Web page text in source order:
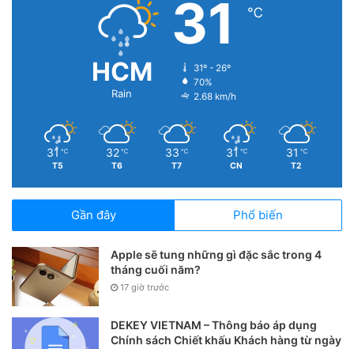
HCM
Rain
31 ℃
31º - 26º
70%
2.68 km/h
31 ℃
T5
32 ℃
T6
33 ℃
T7
31 ℃
CN
31 ℃
T2
Gần đây Phổ biến
Apple sẽ tung những gì đặc sắc trong 4
tháng cuối năm?
17 giờ trước
DEKEY VIETNAM – Thông báo áp dụng
Chính sách Chiết khấu Khách hàng từ ngày